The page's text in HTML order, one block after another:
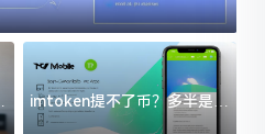
imtoken提不了币？多半是这
几件事没处理好